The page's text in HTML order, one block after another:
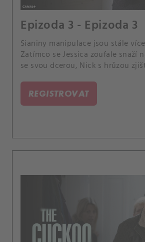
Epizoda 3 - Epizoda 3
Sianiny manipulace jsou stále
Zatímco se Jessica zoufale snaží
se svou dcerou, Nick s hrůzou
REGISTROVAT